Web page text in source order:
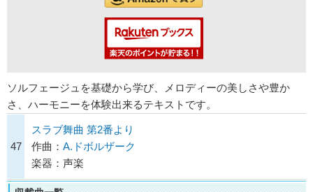
ソルフェージュを基礎から学び、メロディーの美しさや豊か
さ、ハーモニーを体験出来るテキストです。
47
スラブ舞曲 第2番より
作曲： A.ドボルザーク
楽器：声楽